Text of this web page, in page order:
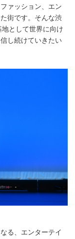
ァッション、エン
街です。そんな渋
として世界に向け
し続けていきたい
る、エンターテイ